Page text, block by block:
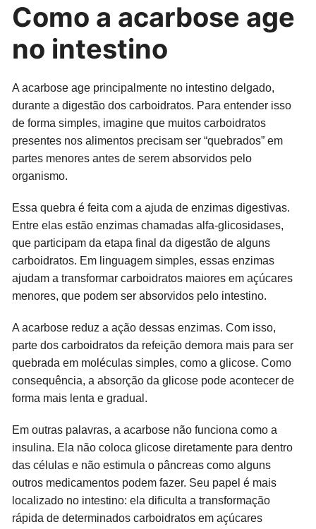
Como a acarbose age
no intestino
A acarbose age principalmente no intestino delgado,
durante a digestão dos carboidratos. Para entender isso
de forma simples, imagine que muitos carboidratos
presentes nos alimentos precisam ser “quebrados” em
partes menores antes de serem absorvidos pelo
organismo.
Essa quebra é feita com a ajuda de enzimas digestivas.
Entre elas estão enzimas chamadas alfa-glicosidases,
que participam da etapa final da digestão de alguns
carboidratos. Em linguagem simples, essas enzimas
ajudam a transformar carboidratos maiores em açúcares
menores, que podem ser absorvidos pelo intestino.
A acarbose reduz a ação dessas enzimas. Com isso,
parte dos carboidratos da refeição demora mais para ser
quebrada em moléculas simples, como a glicose. Como
consequência, a absorção da glicose pode acontecer de
forma mais lenta e gradual.
Em outras palavras, a acarbose não funciona como a
insulina. Ela não coloca glicose diretamente para dentro
das células e não estimula o pâncreas como alguns
outros medicamentos podem fazer. Seu papel é mais
localizado no intestino: ela dificulta a transformação
rápida de determinados carboidratos em açúcares